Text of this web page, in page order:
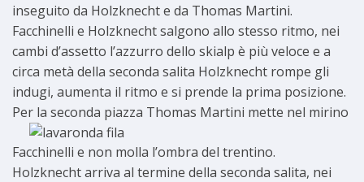
inseguito da Holzknecht e da Thomas Martini.
Facchinelli e Holzknecht salgono allo stesso ritmo, nei
cambi d’assetto l’azzurro dello skialp è più veloce e a
circa metà della seconda salita Holzknecht rompe gli
indugi, aumenta il ritmo e si prende la prima posizione.
Per la seconda piazza Thomas Martini mette nel mirino
Facchinelli e non molla l’ombra del trentino.
Holzknecht arriva al termine della seconda salita, nei